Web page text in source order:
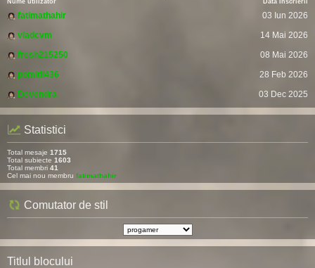
Nume utilizator
Data Înscrierii
fatimathahir
03 Iun 2026
vladcvm
14 Mai 2026
fresh215250
08 Mai 2026
pomitil436
28 Feb 2026
Devendra
03 Dec 2025
Statistici
Total mesaje 1715
Total subiecte 1603
Total membri 41
Cel mai nou membru fatimathahir
Comutator de stil
Titlul blocului